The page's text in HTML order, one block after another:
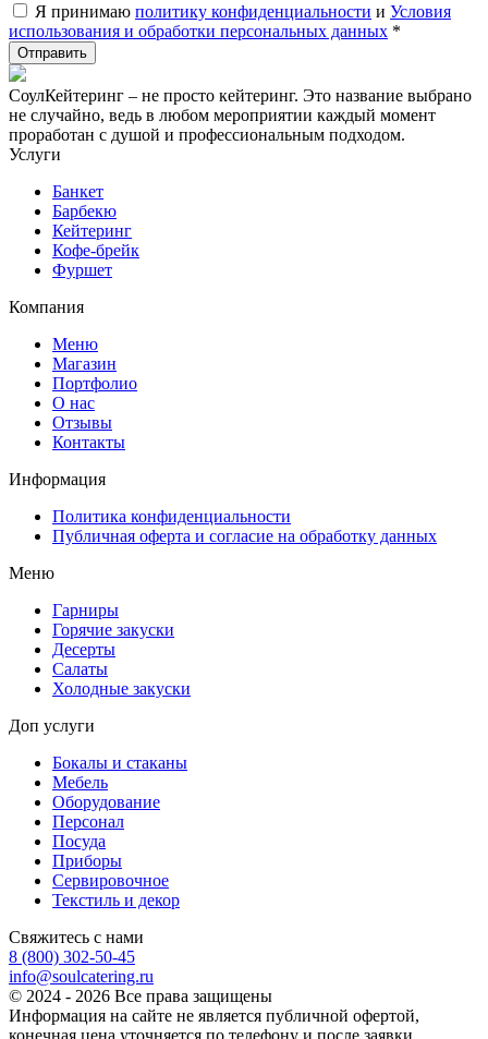
Я принимаю политику конфиденциальности и Условия
использования и обработки персональных данных *
СоулКейтеринг – не просто кейтеринг. Это название выбрано
не случайно, ведь в любом мероприятии каждый момент
проработан с душой и профессиональным подходом.
Услуги
Банкет
Барбекю
Кейтеринг
Кофе-брейк
Фуршет
Компания
Меню
Магазин
Портфолио
О нас
Отзывы
Контакты
Информация
Политика конфиденциальности
Публичная оферта и согласие на обработку данных
Меню
Гарниры
Горячие закуски
Десерты
Салаты
Холодные закуски
Доп услуги
Бокалы и стаканы
Мебель
Оборудование
Персонал
Посуда
Приборы
Сервировочное
Текстиль и декор
Свяжитесь с нами
8 (800) 302-50-45
info@soulcatering.ru
© 2024 - 2026 Все права защищены
Информация на сайте не является публичной офертой,
конечная цена уточняется по телефону и после заявки